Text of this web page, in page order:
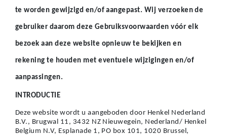
te worden gewijzigd en/of aangepast. Wij verzoeken de
gebruiker daarom deze Gebruiksvoorwaarden vóór elk
bezoek aan deze website opnieuw te bekijken en
rekening te houden met eventuele wijzigingen en/of
aanpassingen.
INTRODUCTIE
Deze website wordt u aangeboden door Henkel Nederland
B.V., Brugwal 11, 3432 NZ Nieuwegein, Nederland/ Henkel
Belgium N.V, Esplanade 1, PO box 101, 1020 Brussel,